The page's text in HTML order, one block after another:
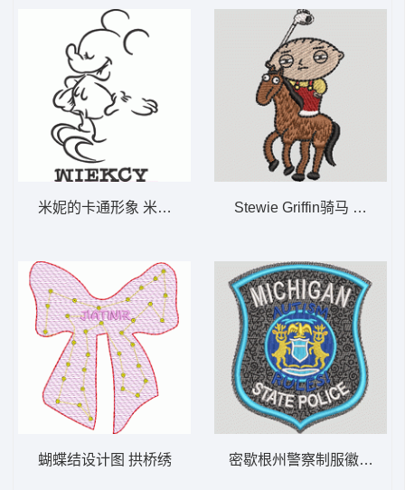
米妮的卡通形象 米老鼠
蝴蝶结设计图 拱桥绣
Stewie Griffin骑马 马 人
密歇根州警察制服徽章